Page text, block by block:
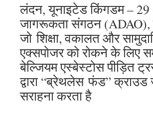
लंदन, यूनाइटेड किंगडम – 29
जागरूकता संगठन (ADAO),
जो शिक्षा, वकालत और
एक्सपोजर को रोकने के लिए
बेल्जियम एस्बेस्टोस पीड़ित
द्वारा “ब्रेथलेस फंड”
सराहना करता है